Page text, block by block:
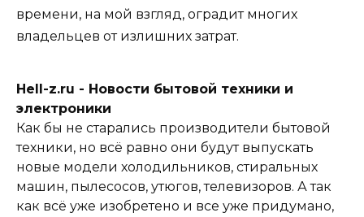
времени, на мой взгляд, оградит многих
владельцев от излишних затрат.
Hell-z.ru - Новости бытовой техники и
электроники
Как бы не старались производители бытовой
техники, но всё равно они будут выпускать
новые модели холодильников, стиральных
машин, пылесосов, утюгов, телевизоров. А так
как всё уже изобретено и все уже придумано,